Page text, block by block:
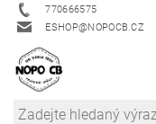
770666575
ESHOP@NOPOCB.CZ